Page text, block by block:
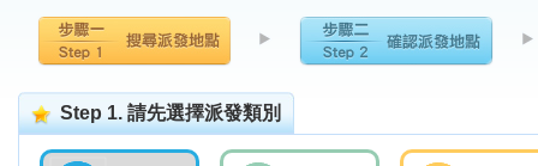
Step 1. 請先選擇派發類別